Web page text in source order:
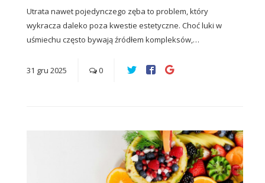
Utrata nawet pojedynczego zęba to problem, który
wykracza daleko poza kwestie estetyczne. Choć luki w
uśmiechu często bywają źródłem kompleksów,…
31 gru 2025 0